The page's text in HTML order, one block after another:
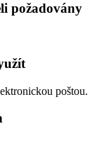
požadovány
poštou.